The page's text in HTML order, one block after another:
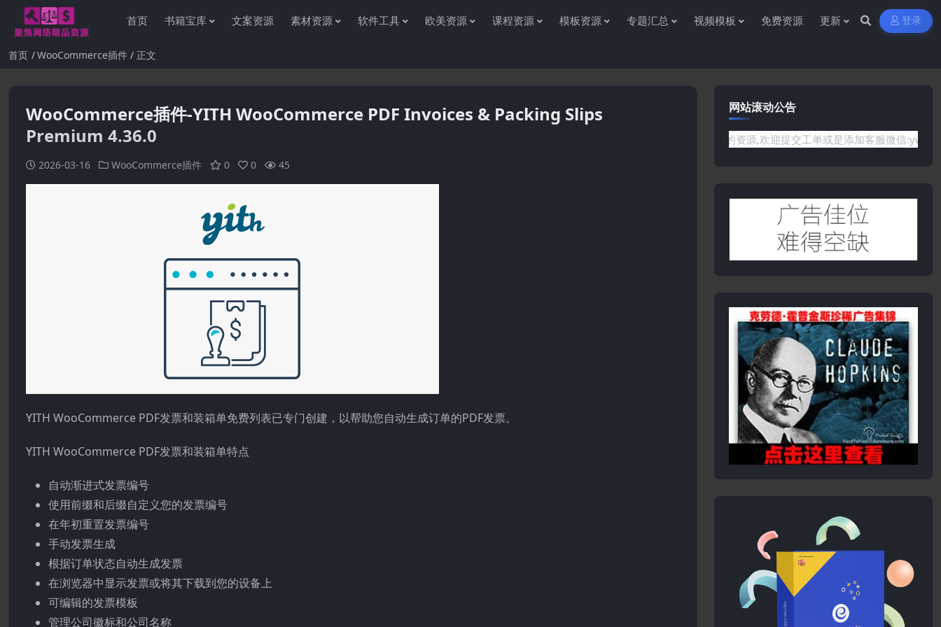
首页 书籍宝库 文案资源 素材资源 软件工具 欧美资源 课程资源 模板资源 专题汇总 视频模板 免费资源 更新 登录
首页 WooCommerce插件 正文
WooCommerce插件-YITH WooCommerce PDF Invoices & Packing Slips
Premium 4.36.0
2026-03-16 WooCommerce插件 0 0 45
YITH WooCommerce PDF发票和装箱单免费列表已专门创建，以帮助您自动生成订单的PDF发票。
YITH WooCommerce PDF发票和装箱单特点
自动渐进式发票编号
使用前缀和后缀自定义您的发票编号
在年初重置发票编号
手动发票生成
根据订单状态自动生成发票
在浏览器中显示发票或将其下载到您的设备上
可编辑的发票模板
管理公司徽标和公司名称
网站滚动公告
感谢您访问资源杂货铺获取各种信息资源!如果遇到任何问题或是网站没有你需要的资源,欢迎提交工单或是添加客服微信:ywb386获取帮